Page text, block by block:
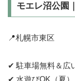
モエレ沼公園
📍札幌市東区
✔ 駐車場無料＆広
✔ 水遊びOK（夏）